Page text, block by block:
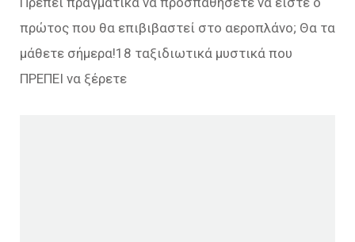
πρώτος που θα επιβιβαστεί στο αεροπλάνο; Θα τα
μάθετε σήμερα!18 ταξιδιωτικά μυστικά που
ΠΡΕΠΕΙ να ξέρετε